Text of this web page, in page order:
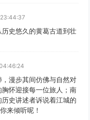
史悠久的黄葛古道到壮
漫步其间仿佛与自然对
怀迎接每一位旅人；南
史讲述者诉说着江城的
来倾听呢！